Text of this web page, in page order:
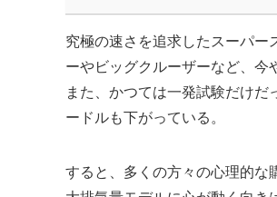
究極の速さを追求したスーパー
ーやビッグクルーザーなど、今
また、かつては一発試験だけ
ードルも下がっている。
すると、多くの方々の心理的な